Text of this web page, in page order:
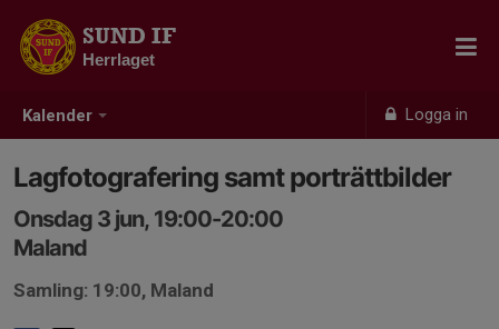
Kalender Logga in
SUND IF
Herrlaget
Lagfotografering samt porträttbilder
Onsdag 3 jun, 19:00-20:00
Maland
Samling: 19:00, Maland